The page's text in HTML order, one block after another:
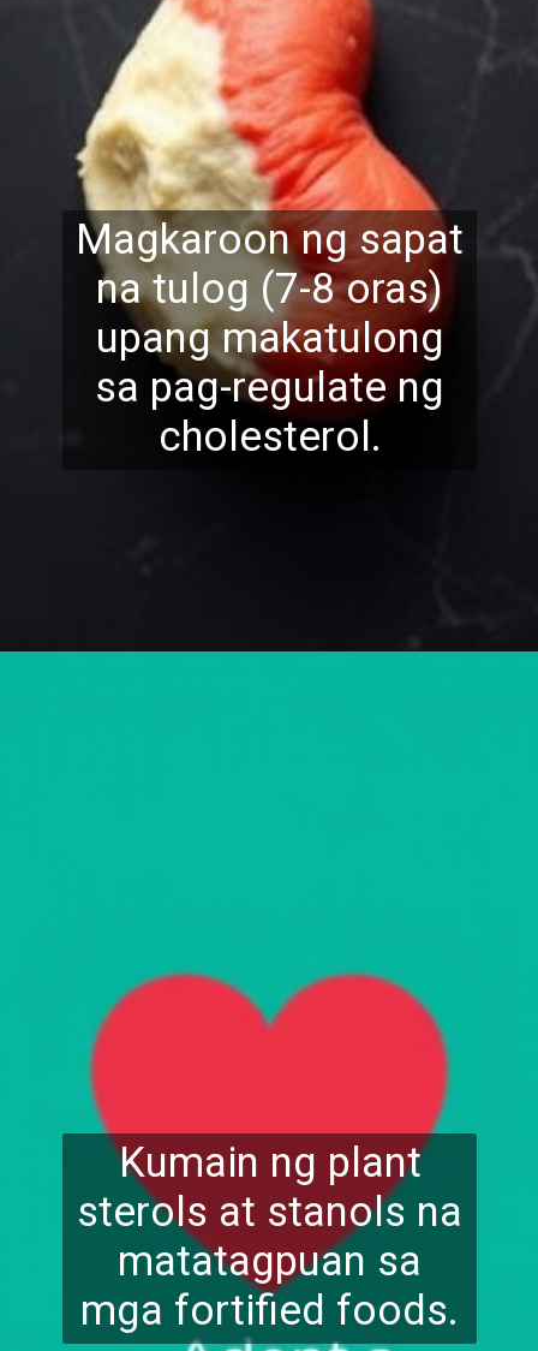
Magkaroon ng sapat
na tulog (7-8 oras)
upang makatulong
sa pag-regulate ng
cholesterol.
Kumain ng plant
sterols at stanols na
matatagpuan sa
mga fortified foods.